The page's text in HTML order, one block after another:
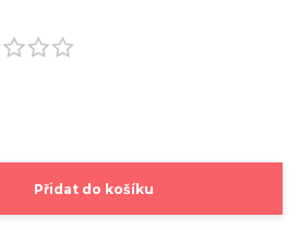
Přidat do košíku